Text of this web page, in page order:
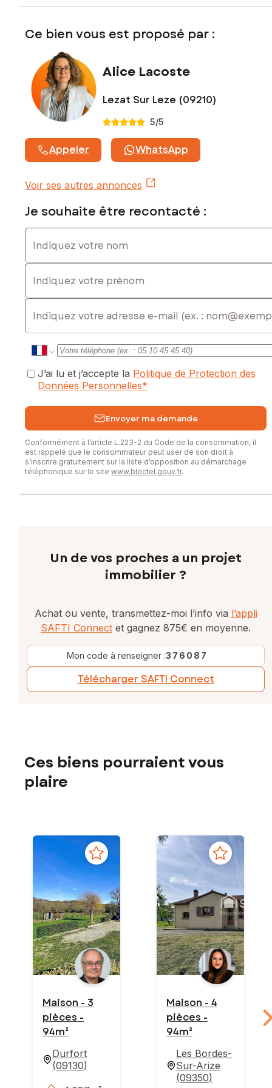
Prix de vente : 190 000 €
Honoraires charge vendeur
Contactez votre conseiller SAFTI : Alice LACOSTE, Tél. :
0621890009, E-mail : alice.lacoste@safti.fr - EI - Agent
commercial immatriculé au RSAC de Foix sous le numéro 910
265 966
Ce bien vous est proposé par :
Alice Lacoste
Lezat Sur Leze (09210)
5/5
Appeler WhatsApp
Voir ses autres annonces
Je souhaite être recontacté :
Indiquez votre nom
Indiquez votre prénom
E-mail
J’ai lu et j’accepte la Politique de Protection des
Données Personnelles*
Envoyer ma demande
Conformément à l’article L.223-2 du Code de la consommation, il
est rappelé que le consommateur peut user de son droit à
s’inscrire gratuitement sur la liste d’opposition au démarchage
téléphonique sur le site www.bloctel.gouv.fr.
Un de vos proches a un projet
immobilier ?
Achat ou vente, transmettez-moi l’info via l’appli
SAFTI Connect et gagnez 875€ en moyenne.
Mon code à renseigner :376087
Télécharger SAFTI Connect
Ces biens pourraient vous
plaire
Maison - 3
pièces -
94m²
Durfort
(09130)
Maison - 4
pièces -
94m²
Les Bordes-
Sur-Arize
(09350)